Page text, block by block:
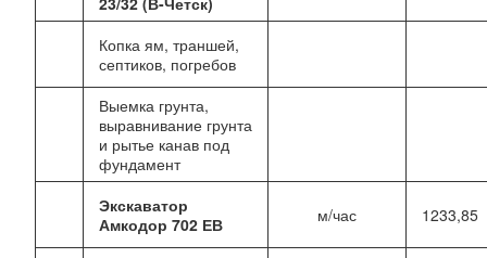
Копка ям, траншей,
септиков, погребов
Выемка грунта,
выравнивание грунта
и рытье канав под
фундамент
Экскаватор
Амкодор 702 ЕВ
м/час 1233,85